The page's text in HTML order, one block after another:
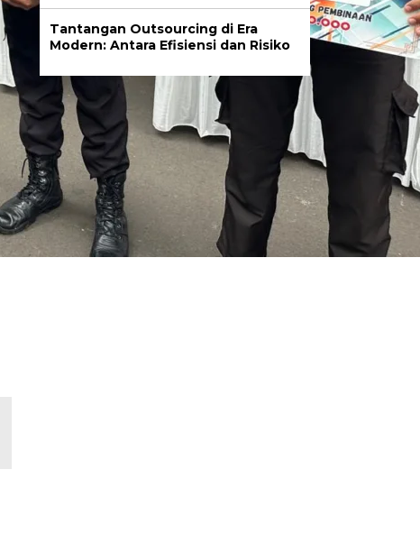
Tantangan Outsourcing di Era
Modern: Antara Efisiensi dan Risiko